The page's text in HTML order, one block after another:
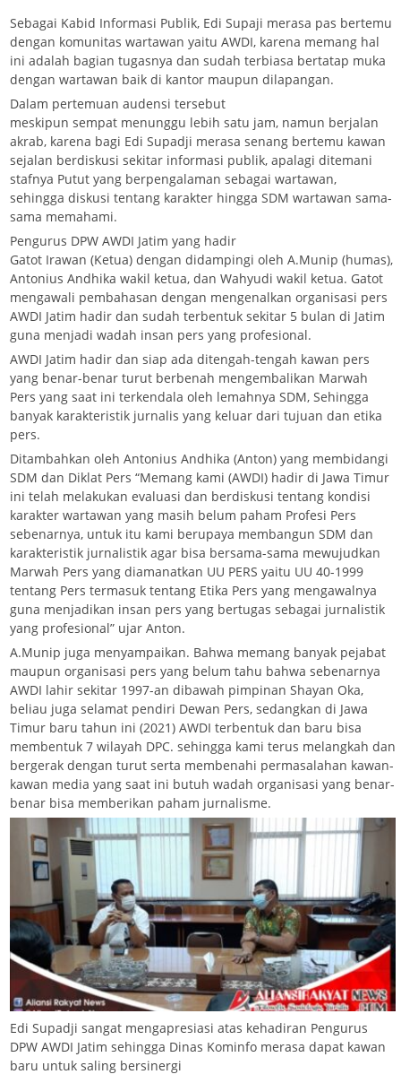
Sebagai Kabid Informasi Publik, Edi Supaji merasa pas bertemu
dengan komunitas wartawan yaitu AWDI, karena memang hal
ini adalah bagian tugasnya dan sudah terbiasa bertatap muka
dengan wartawan baik di kantor maupun dilapangan.
Dalam pertemuan audensi tersebut
meskipun sempat menunggu lebih satu jam, namun berjalan
akrab, karena bagi Edi Supadji merasa senang bertemu kawan
sejalan berdiskusi sekitar informasi publik, apalagi ditemani
stafnya Putut yang berpengalaman sebagai wartawan,
sehingga diskusi tentang karakter hingga SDM wartawan sama-
sama memahami.
Pengurus DPW AWDI Jatim yang hadir
Gatot Irawan (Ketua) dengan didampingi oleh A.Munip (humas),
Antonius Andhika wakil ketua, dan Wahyudi wakil ketua. Gatot
mengawali pembahasan dengan mengenalkan organisasi pers
AWDI Jatim hadir dan sudah terbentuk sekitar 5 bulan di Jatim
guna menjadi wadah insan pers yang profesional.
AWDI Jatim hadir dan siap ada ditengah-tengah kawan pers
yang benar-benar turut berbenah mengembalikan Marwah
Pers yang saat ini terkendala oleh lemahnya SDM, Sehingga
banyak karakteristik jurnalis yang keluar dari tujuan dan etika
pers.
Ditambahkan oleh Antonius Andhika (Anton) yang membidangi
SDM dan Diklat Pers “Memang kami (AWDI) hadir di Jawa Timur
ini telah melakukan evaluasi dan berdiskusi tentang kondisi
karakter wartawan yang masih belum paham Profesi Pers
sebenarnya, untuk itu kami berupaya membangun SDM dan
karakteristik jurnalistik agar bisa bersama-sama mewujudkan
Marwah Pers yang diamanatkan UU PERS yaitu UU 40-1999
tentang Pers termasuk tentang Etika Pers yang mengawalnya
guna menjadikan insan pers yang bertugas sebagai jurnalistik
yang profesional” ujar Anton.
A.Munip juga menyampaikan. Bahwa memang banyak pejabat
maupun organisasi pers yang belum tahu bahwa sebenarnya
AWDI lahir sekitar 1997-an dibawah pimpinan Shayan Oka,
beliau juga selamat pendiri Dewan Pers, sedangkan di Jawa
Timur baru tahun ini (2021) AWDI terbentuk dan baru bisa
membentuk 7 wilayah DPC. sehingga kami terus melangkah dan
bergerak dengan turut serta membenahi permasalahan kawan-
kawan media yang saat ini butuh wadah organisasi yang benar-
benar bisa memberikan paham jurnalisme.
Edi Supadji sangat mengapresiasi atas kehadiran Pengurus
DPW AWDI Jatim sehingga Dinas Kominfo merasa dapat kawan
baru untuk saling bersinergi